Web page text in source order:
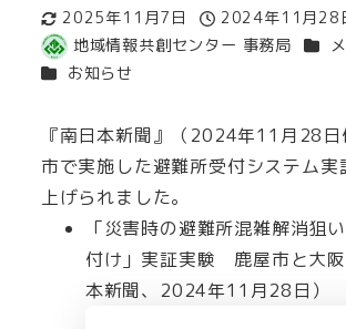
更新日
2025年11月7日
投稿日
2024年11月28
著
者
地域情報共創センター 事務局 カテ
カテゴリー
お知らせ
『南日本新聞』（2024年11月28日
市で実施した避難所受付システム実
上げられました。
「災害時の避難所混雑解消狙
付け」実証実験 鹿屋市と大
本新聞、2024年11月28日）